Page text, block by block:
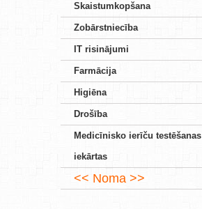
Skaistumkopšana
Zobārstniecība
IT risinājumi
Farmācija
Higiēna
Drošība
Medicīnisko ierīču testēšanas
iekārtas
Noma